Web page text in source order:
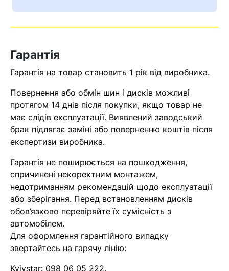
Помилка:
знайдена.
Гарантія
Гарантія на товар становить 1 рік від виробника.
Повернення або обмін шин і дисків можливі
протягом 14 днів після покупки, якщо товар не
має слідів експлуатації. Виявлений заводський
брак підлягає заміні або поверненню коштів після
експертизи виробника.
Гарантія не поширюється на пошкодження,
спричинені некоректним монтажем,
недотриманням рекомендацій щодо експлуатації
або зберігання. Перед встановленням дисків
обов’язково перевіряйте їх сумісність з
автомобілем.
Для оформлення гарантійного випадку
звертайтесь на гарячу лінію:
Kyivstar: 098 06 05 222.